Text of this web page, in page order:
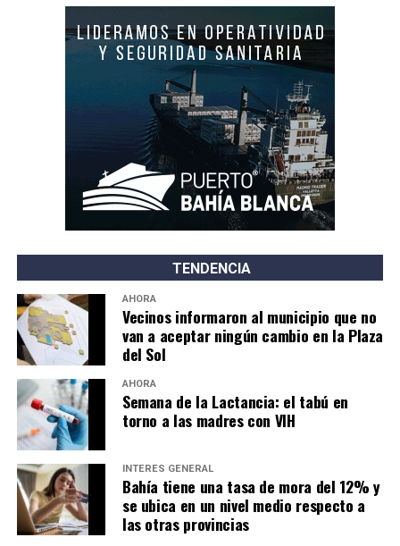
TENDENCIA
AHORA
Vecinos informaron al municipio que no
van a aceptar ningún cambio en la Plaza
del Sol
AHORA
Semana de la Lactancia: el tabú en
torno a las madres con VIH
INTERÉS GENERAL
Bahía tiene una tasa de mora del 12% y
se ubica en un nivel medio respecto a
las otras provincias